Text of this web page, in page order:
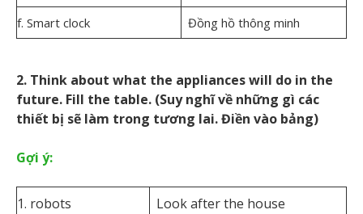
f. Smart clock
Đồng hồ thông minh
2. Think about what the appliances will do in the
future. Fill the table. (Suy nghĩ về những gì các
thiết bị sẽ làm trong tương lai. Điền vào bảng)
Gợi ý:
1. robots
Look after the house